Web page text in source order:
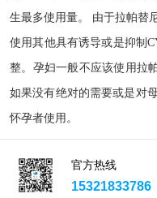
生最多使用量。 由于拉帕替
使用其他具有诱导或是抑制
整。孕妇一般不应该使用拉
如果没有绝对的需要或是对
怀孕者使用。
官方热线
15321833786